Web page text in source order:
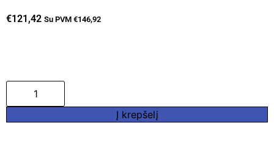
€121,42 Su PVM €146,92
Į krepšelį